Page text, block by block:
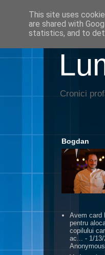
Cronici
Bogdan
Avem card
pentru
copilului
ac... - 1/
Anonymous
This site uses
are shared with
statistics, and to